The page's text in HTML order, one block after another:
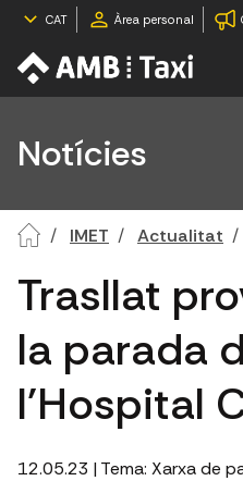
CAT Àrea personal
Notícies
IMET Actualitat
Trasllat
la parada
l'Hospital
12.05.23 | Tema: Xarxa de